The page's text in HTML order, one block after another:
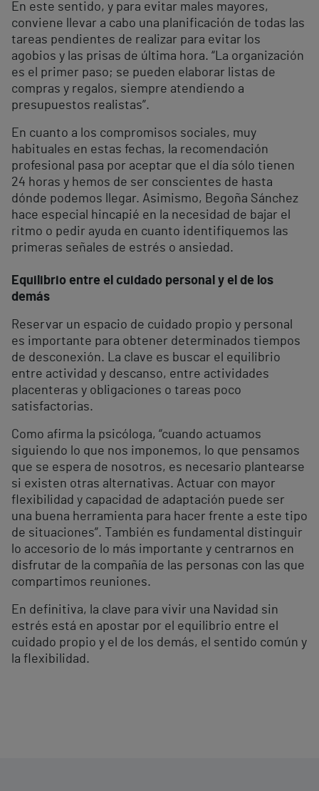
En este sentido, y para evitar males mayores,
conviene llevar a cabo una planificación de todas las
tareas pendientes de realizar para evitar los
agobios y las prisas de última hora. “La organización
es el primer paso; se pueden elaborar listas de
compras y regalos, siempre atendiendo a
presupuestos realistas”.
En cuanto a los compromisos sociales, muy
habituales en estas fechas, la recomendación
profesional pasa por aceptar que el día sólo tienen
24 horas y hemos de ser conscientes de hasta
dónde podemos llegar. Asimismo, Begoña Sánchez
hace especial hincapié en la necesidad de bajar el
ritmo o pedir ayuda en cuanto identifiquemos las
primeras señales de estrés o ansiedad.
Equilibrio entre el cuidado personal y el de los
demás
Reservar un espacio de cuidado propio y personal
es importante para obtener determinados tiempos
de desconexión. La clave es buscar el equilibrio
entre actividad y descanso, entre actividades
placenteras y obligaciones o tareas poco
satisfactorias.
Como afirma la psicóloga, “cuando actuamos
siguiendo lo que nos imponemos, lo que pensamos
que se espera de nosotros, es necesario plantearse
si existen otras alternativas. Actuar con mayor
flexibilidad y capacidad de adaptación puede ser
una buena herramienta para hacer frente a este tipo
de situaciones”. También es fundamental distinguir
lo accesorio de lo más importante y centrarnos en
disfrutar de la compañía de las personas con las que
compartimos reuniones.
En definitiva, la clave para vivir una Navidad sin
estrés está en apostar por el equilibrio entre el
cuidado propio y el de los demás, el sentido común y
la flexibilidad.